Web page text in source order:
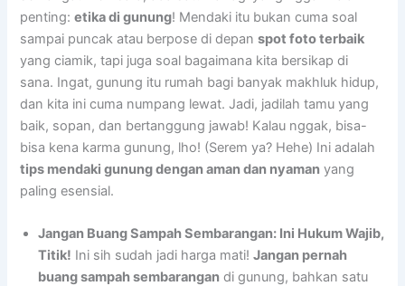
penting:etika di gunung! Mendaki itu bukan cuma soal
sampai puncak atau berpose di depanspot foto terbaik
yang ciamik, tapi juga soal bagaimana kita bersikap di
sana. Ingat, gunung itu rumah bagi banyak makhluk hidup,
dan kita ini cuma numpang lewat. Jadi, jadilah tamu yang
baik, sopan, dan bertanggung jawab! Kalau nggak, bisa-
bisa kena karma gunung, lho! (Serem ya? Hehe) Ini adalah
tips mendaki gunung dengan aman dan nyaman yang
paling esensial.
Jangan Buang Sampah Sembarangan: Ini Hukum Wajib,
Titik! Ini sih sudah jadi harga mati!Jangan pernah
buang sampah sembarangan di gunung, bahkan satu